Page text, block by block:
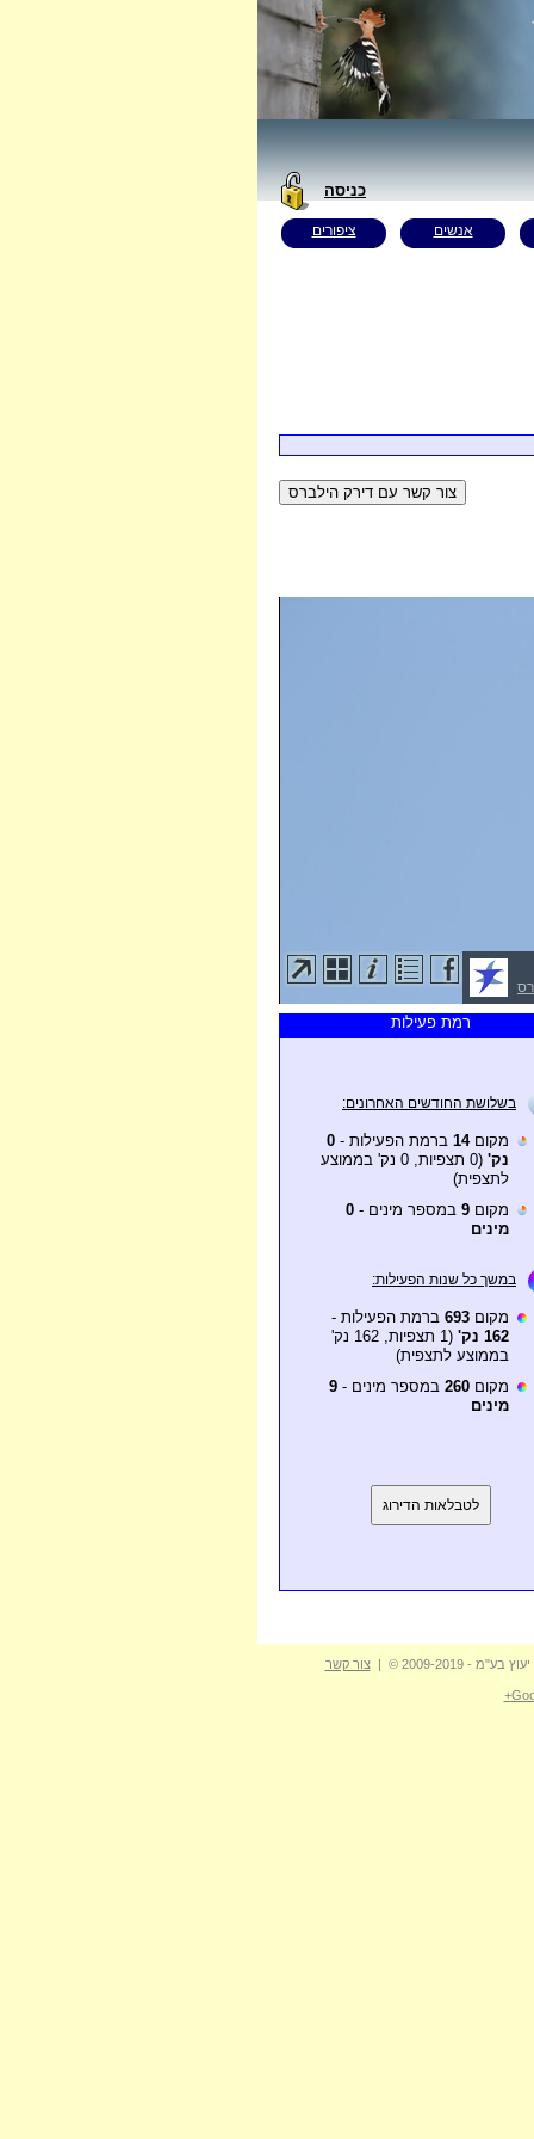
כניסה
אנשים ציפורים
רמת פעילות
בשלושת החודשים האחרונים:
מקום14 ברמת הפעילות - 0
נק'
(0 תצפיות, 0 נק' בממוצע
לתצפית)
מקום 9 במספר מינים - 0
מינים
במשך כל שנות הפעילות:
מקום 693 ברמת הפעילות -
162 נק'
(1 תצפיות, 162 נק'
בממוצע לתצפית)
מקום 260 במספר מינים - 9
מינים
לטבלאות הדירוג
- 2009-2019 © | צור קשר